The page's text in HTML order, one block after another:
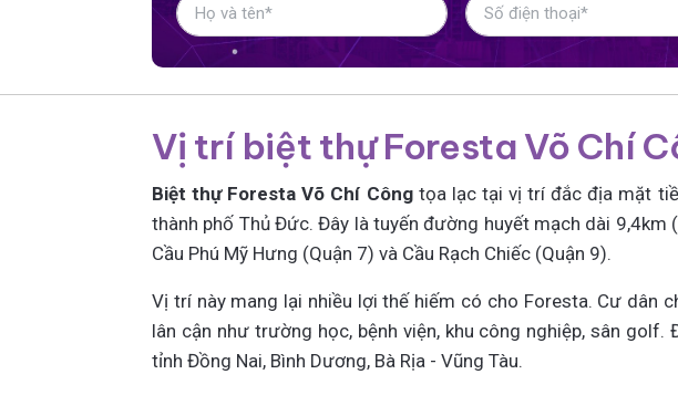
Vị trí biệt thự Foresta Võ Chí
Biệt thự Foresta Võ Chí Côngtọa lạc tại vị trí đắc địa mặt
thành phố Thủ Đức. Đây là tuyến đường huyết mạch dài
Cầu Phú Mỹ Hưng (Quận 7) và Cầu Rạch Chiếc (Quận 9).
Vị trí này mang lại nhiều lợi thế hiếm có cho Foresta. Cư dân
lân cận như trường học, bệnh viện, khu công nghiệp, sân
tỉnh Đồng Nai, Bình Dương, Bà Rịa - Vũng Tàu.